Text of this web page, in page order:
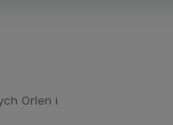
Orlen i